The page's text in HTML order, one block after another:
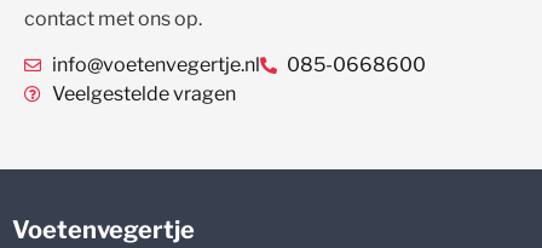
contact met ons op.
info@voetenvegertje.nl
085-0668600
Veelgestelde vragen
Voetenvegertje